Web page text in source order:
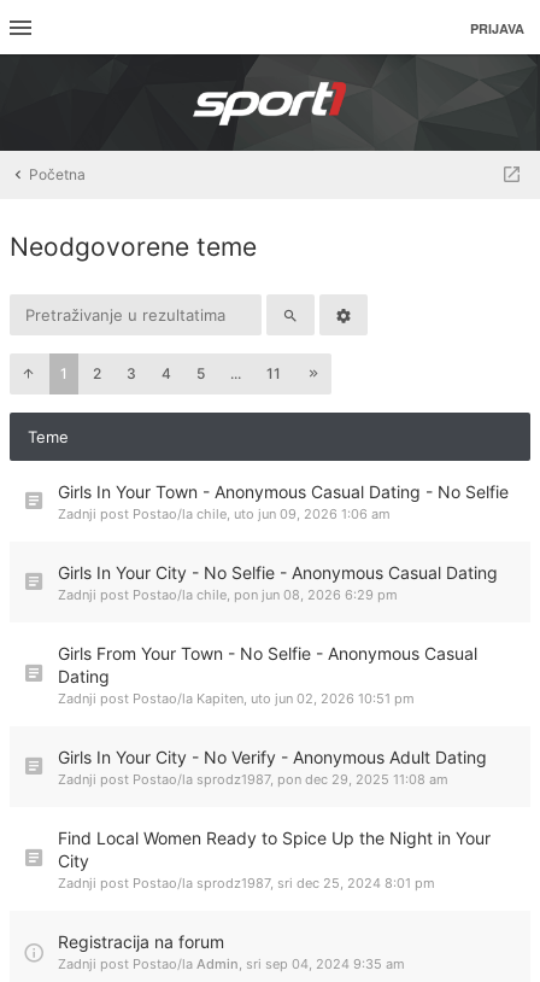
PRIJAVA
Početna
Neodgovorene teme
1 2 3 4 5 ... 11
Teme
Girls In Your Town - Anonymous Casual Dating - No Selfie
Zadnji post Postao/la chile, uto jun 09, 2026 1:06 am
Girls In Your City - No Selfie - Anonymous Casual Dating
Zadnji post Postao/la chile, pon jun 08, 2026 6:29 pm
Girls From Your Town - No Selfie - Anonymous Casual
Dating
Zadnji post Postao/la Kapiten, uto jun 02, 2026 10:51 pm
Girls In Your City - No Verify - Anonymous Adult Dating
Zadnji post Postao/la sprodz1987, pon dec 29, 2025 11:08 am
Find Local Women Ready to Spice Up the Night in Your
City
Zadnji post Postao/la sprodz1987, sri dec 25, 2024 8:01 pm
Registracija na forum
Zadnji post Postao/la Admin, sri sep 04, 2024 9:35 am